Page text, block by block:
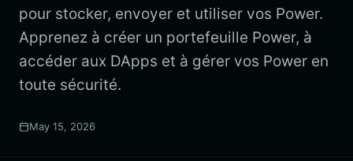
pour stocker, envoyer et utiliser vos Power.
Apprenez à créer un portefeuille Power, à
accéder aux DApps et à gérer vos Power en
toute sécurité.
May 15, 2026